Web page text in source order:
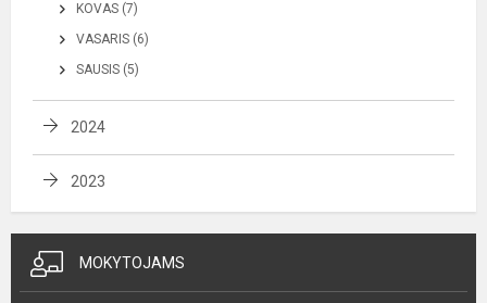
KOVAS (7)
VASARIS (6)
SAUSIS (5)
2024
2023
MOKYTOJAMS